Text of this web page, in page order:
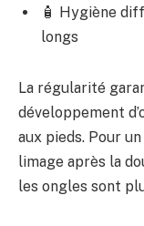
🧴 Hygiène
longs
La régularité
développement
aux pieds. Pour
limage après la
les ongles sont